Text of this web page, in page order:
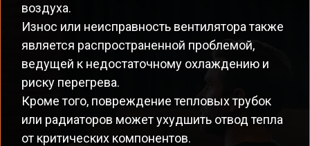
воздуха.
Износ или неисправность вентилятора также
является распространенной проблемой,
ведущей к недостаточному охлаждению и
риску перегрева.
Кроме того, повреждение тепловых трубок
или радиаторов может ухудшить отвод тепла
от критических компонентов.